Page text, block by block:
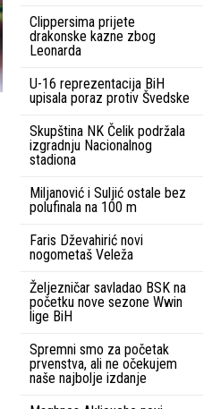
Clippersima prijete
drakonske kazne zbog
Leonarda
U-16 reprezentacija BiH
upisala poraz protiv Švedske
Skupština NK Čelik podržala
izgradnju Nacionalnog
stadiona
Miljanović i Suljić ostale bez
polufinala na 100 m
Faris Dževahirić novi
nogometaš Veleža
Željezničar savladao BSK na
početku nove sezone Wwin
lige BiH
Spremni smo za početak
prvenstva, ali ne očekujem
naše najbolje izdanje